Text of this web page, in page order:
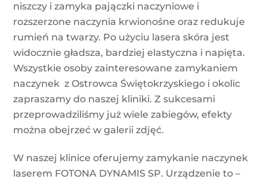
niszczy i zamyka pajączki naczyniowe i
rozszerzone naczynia krwionośne oraz redukuje
rumień na twarzy. Po użyciu lasera skóra jest
widocznie gładsza, bardziej elastyczna i napięta.
Wszystkie osoby zainteresowane zamykaniem
naczynek z Ostrowca Świętokrzyskiego i okolic
zapraszamy do naszej kliniki. Z sukcesami
przeprowadziliśmy już wiele zabiegów, efekty
można obejrzeć w galerii zdjęć.
W naszej klinice oferujemy zamykanie naczynek
laserem FOTONA DYNAMIS SP. Urządzenie to –